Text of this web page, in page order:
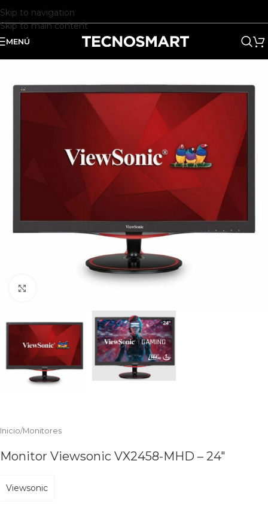
Skip to navigation
Skip to main content
MENÚ
Inicio/Monitores
Monitor Viewsonic VX2458-MHD – 24″
Viewsonic